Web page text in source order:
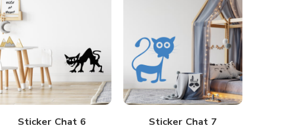
Sticker Chat 6 Sticker Chat 7